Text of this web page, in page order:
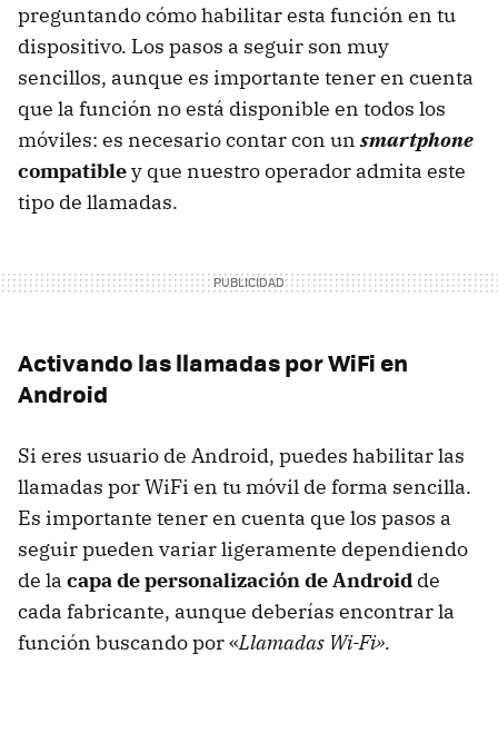
preguntando cómo habilitar esta función en tu
dispositivo. Los pasos a seguir son muy
sencillos, aunque es importante tener en cuenta
que la función no está disponible en todos los
móviles: es necesario contar con unsmartphone
compatibley que nuestro operador admita este
tipo de llamadas.
Activando las llamadas por WiFi en
Android
Si eres usuario de Android, puedes habilitar las
llamadas por WiFi en tu móvil de forma sencilla.
Es importante tener en cuenta que los pasos a
seguir pueden variar ligeramente dependiendo
de la capa de personalización de Android de
cada fabricante, aunque deberías encontrar la
función buscando por «Llamadas Wi-Fi».